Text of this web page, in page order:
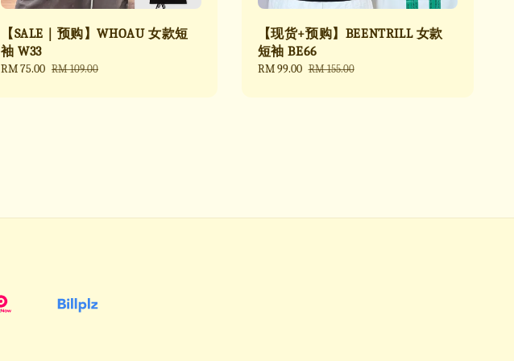
【SALE｜预购】WHOAU 女款短
袖 W33
Sale
RM 75.00 Regular
RM 109.00
【现货+预购】BEENTRILL 女款
短袖 BE66
Sale
RM 99.00 Regular
RM 155.00